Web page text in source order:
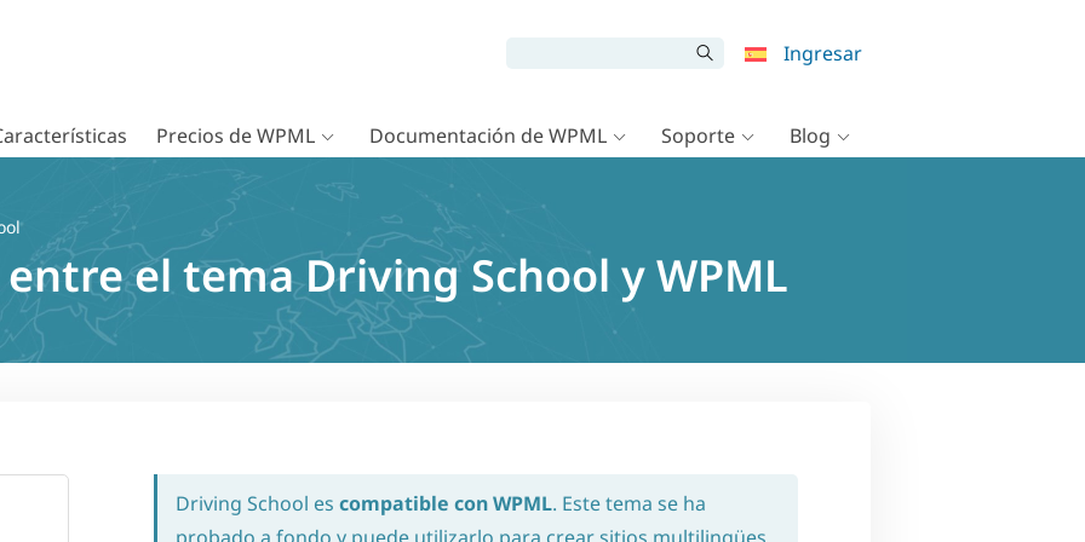
Ingresar
Precios de WPML Documentación de WPML Soporte Blog
el tema Driving School y WPML
Driving School es compatible con WPML. Este tema se ha